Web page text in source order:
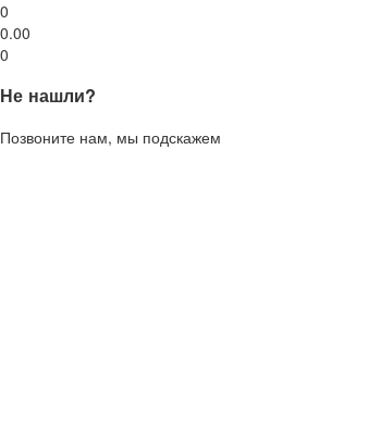
0
0.00
0
Не нашли?
Позвоните нам, мы подскажем